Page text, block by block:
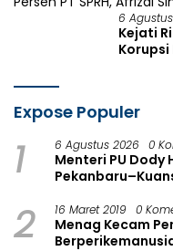
6
Kejati
Korupsi
Expose Populer
1 6 Agustus 2026 0
Menteri PU Dody
2 16 Maret 2019 0
Menag Kecam